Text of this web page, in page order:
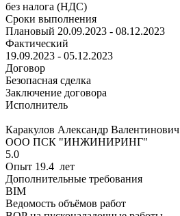
без налога (НДС)
Сроки выполнения
Плановый 20.09.2023 - 08.12.2023
Фактический
19.09.2023 - 05.12.2023
Договор
Безопасная сделка
Заключение договора
Исполнитель
Каракулов Александр Валентинович
ООО ПСК "ИНЖИНИРИНГ"
5.0
Опыт 19.4 лет
Дополнительные требования
BIM
Ведомость объёмов работ